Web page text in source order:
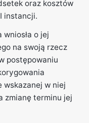
oraz kosztów
instancji.
o jej
na swoją rzecz
postępowaniu
w niej
zmianę terminu jej